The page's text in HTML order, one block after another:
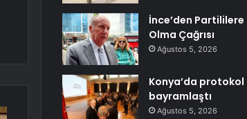
İnce’den Partililere
Olma Çağrısı
Ağustos 5, 2026
Konya’da protokol
bayramlaştı
Ağustos 5, 2026